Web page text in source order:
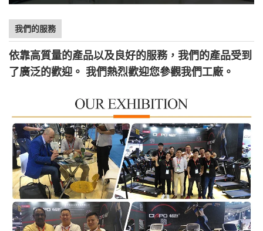
我們的服務
依靠高質量的產品以及良好的服務，我們的產品受到
了廣泛的歡迎。 我們熱烈歡迎您參觀我們工廠。